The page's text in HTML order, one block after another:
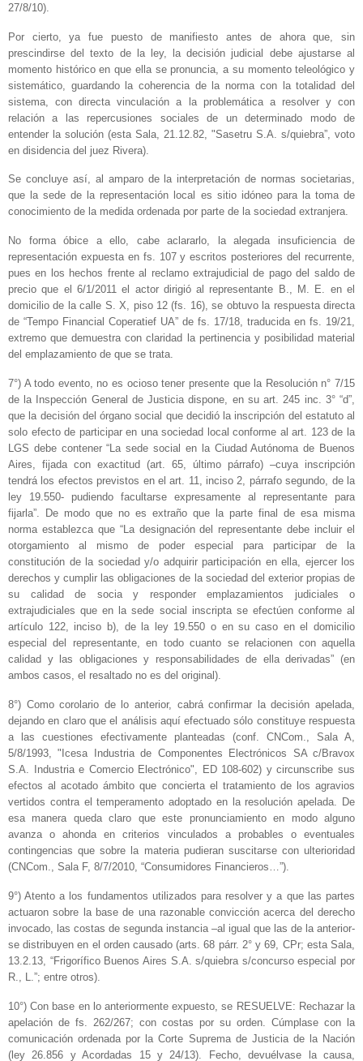
27/8/10).
Por cierto, ya fue puesto de manifiesto antes de ahora que, sin
prescindirse del texto de la ley, la decisión judicial debe ajustarse al
momento histórico en que ella se pronuncia, a su momento teleológico y
sistemático, guardando la coherencia de la norma con la totalidad del
sistema, con directa vinculación a la problemática a resolver y con
relación a las repercusiones sociales de un determinado modo de
entender la solución (esta Sala, 21.12.82, "Sasetru S.A. s/quiebra”, voto
en disidencia del juez Rivera).
Se concluye así, al amparo de la interpretación de normas societarias,
que la sede de la representación local es sitio idóneo para la toma de
conocimiento de la medida ordenada por parte de la sociedad extranjera.
No forma óbice a ello, cabe aclararlo, la alegada insuficiencia de
representación expuesta en fs. 107 y escritos posteriores del recurrente,
pues en los hechos frente al reclamo extrajudicial de pago del saldo de
precio que el 6/1/2011 el actor dirigió al representante B., M. E. en el
domicilio de la calle S. X, piso 12 (fs. 16), se obtuvo la respuesta directa
de “Tempo Financial Coperatief UA” de fs. 17/18, traducida en fs. 19/21,
extremo que demuestra con claridad la pertinencia y posibilidad material
del emplazamiento de que se trata.
7°) A todo evento, no es ocioso tener presente que la Resolución n° 7/15
de la Inspección General de Justicia dispone, en su art. 245 inc. 3° “d”,
que la decisión del órgano social que decidió la inscripción del estatuto al
solo efecto de participar en una sociedad local conforme al art. 123 de la
LGS debe contener “La sede social en la Ciudad Autónoma de Buenos
Aires, fijada con exactitud (art. 65, último párrafo) –cuya inscripción
tendrá los efectos previstos en el art. 11, inciso 2, párrafo segundo, de la
ley 19.550- pudiendo facultarse expresamente al representante para
fijarla”. De modo que no es extraño que la parte final de esa misma
norma establezca que “La designación del representante debe incluir el
otorgamiento al mismo de poder especial para participar de la
constitución de la sociedad y/o adquirir participación en ella, ejercer los
derechos y cumplir las obligaciones de la sociedad del exterior propias de
su calidad de socia y responder emplazamientos judiciales o
extrajudiciales que en la sede social inscripta se efectúen conforme al
artículo 122, inciso b), de la ley 19.550 o en su caso en el domicilio
especial del representante, en todo cuanto se relacionen con aquella
calidad y las obligaciones y responsabilidades de ella derivadas” (en
ambos casos, el resaltado no es del original).
8°) Como corolario de lo anterior, cabrá confirmar la decisión apelada,
dejando en claro que el análisis aquí efectuado sólo constituye respuesta
a las cuestiones efectivamente planteadas (conf. CNCom., Sala A,
5/8/1993, "Icesa Industria de Componentes Electrónicos SA c/Bravox
S.A. Industria e Comercio Electrónico", ED 108-602) y circunscribe sus
efectos al acotado ámbito que concierta el tratamiento de los agravios
vertidos contra el temperamento adoptado en la resolución apelada. De
esa manera queda claro que este pronunciamiento en modo alguno
avanza o ahonda en criterios vinculados a probables o eventuales
contingencias que sobre la materia pudieran suscitarse con ulterioridad
(CNCom., Sala F, 8/7/2010, “Consumidores Financieros…”).
9°) Atento a los fundamentos utilizados para resolver y a que las partes
actuaron sobre la base de una razonable convicción acerca del derecho
invocado, las costas de segunda instancia –al igual que las de la anterior-
se distribuyen en el orden causado (arts. 68 párr. 2° y 69, CPr; esta Sala,
13.2.13, “Frigorífico Buenos Aires S.A. s/quiebra s/concurso especial por
R., L.”; entre otros).
10°) Con base en lo anteriormente expuesto, se RESUELVE: Rechazar la
apelación de fs. 262/267; con costas por su orden. Cúmplase con la
comunicación ordenada por la Corte Suprema de Justicia de la Nación
(ley 26.856 y Acordadas 15 y 24/13). Fecho, devuélvase la causa,